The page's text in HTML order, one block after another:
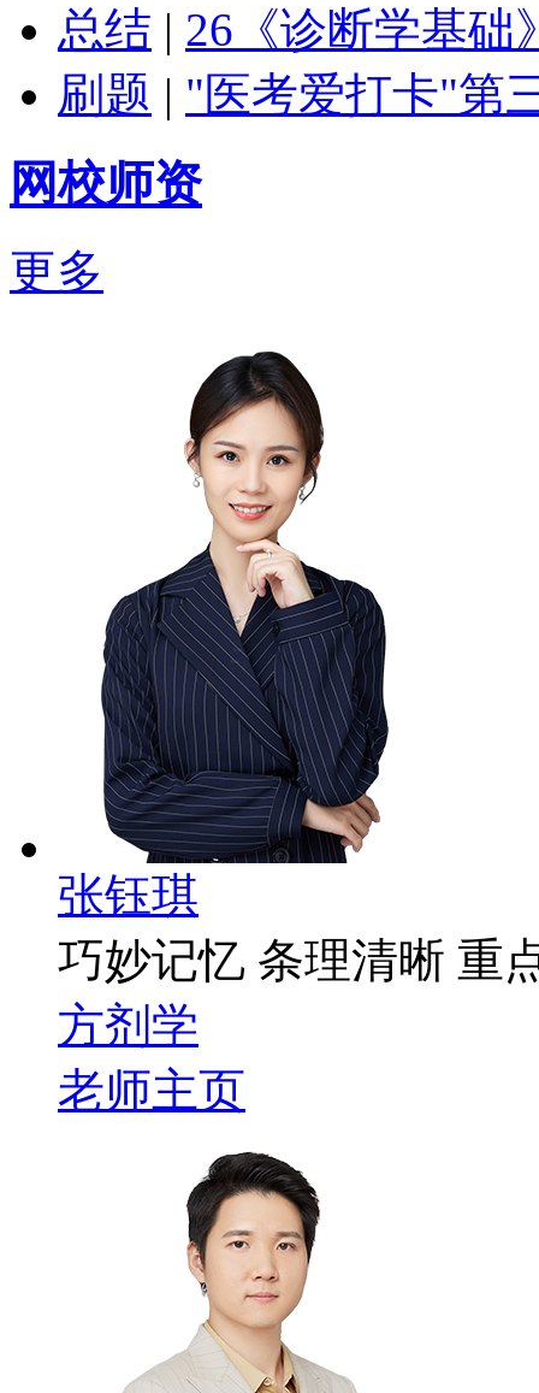
总结 | ​26《诊断学基础
刷题 | "医考爱打卡"第
网校师资
更多
张钰琪
巧妙记忆 条理清晰 重
方剂学
老师主页